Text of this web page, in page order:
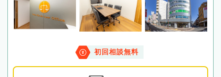
初回相談無料